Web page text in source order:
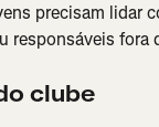
precisam lidar
responsáveis fora
clube